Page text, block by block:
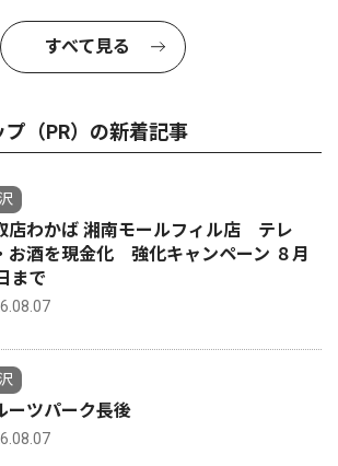
すべて見る
（PR）の新着記事
店わかば 湘南モールフィル店 テレ
お酒を現金化 強化キャンペーン ８月
まで
ーツパーク長後